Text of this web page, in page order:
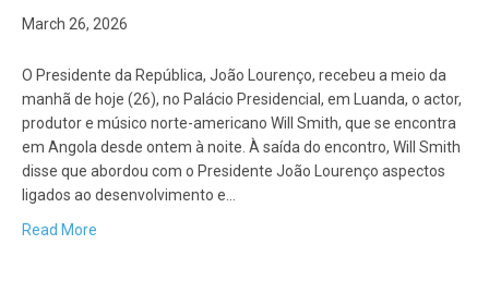
March 26, 2026
O Presidente da República, João Lourenço, recebeu a meio da
manhã de hoje (26), no Palácio Presidencial, em Luanda, o actor,
produtor e músico norte-americano Will Smith, que se encontra
em Angola desde ontem à noite. À saída do encontro, Will Smith
disse que abordou com o Presidente João Lourenço aspectos
ligados ao desenvolvimento e…
Read More